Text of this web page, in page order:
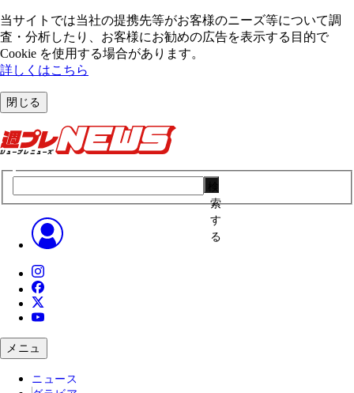
当サイトでは当社の提携先等がお客様のニーズ等について調
査・分析したり、お客様にお勧めの広告を表⽰する⽬的で
Cookie を使⽤する場合があります。
詳しくはこちら
閉じる
索
す
る
メニュ
ニュース